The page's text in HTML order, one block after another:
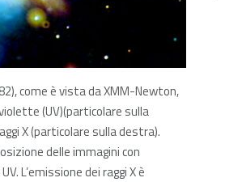
come è vista da XMM-Newton,
(UV)(particolare sulla
X (particolare sulla destra).
delle immagini con
L’emissione dei raggi X è